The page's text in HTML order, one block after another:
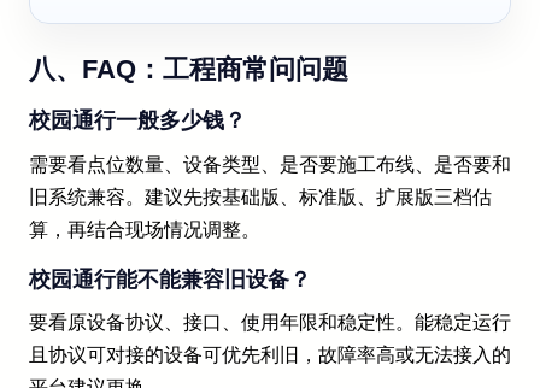
八、FAQ：工程商常问问题
校园通行一般多少钱？
需要看点位数量、设备类型、是否要施工布线、是否要和
旧系统兼容。建议先按基础版、标准版、扩展版三档估
算，再结合现场情况调整。
校园通行能不能兼容旧设备？
要看原设备协议、接口、使用年限和稳定性。能稳定运行
且协议可对接的设备可优先利旧，故障率高或无法接入的